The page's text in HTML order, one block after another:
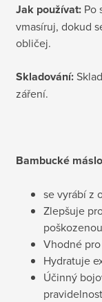
Jak používat: Po
vmasíruj, dokud
obličej.
Skladování:
záření.
Bambucké máslo
se vyrábí z
Zlepšuje
Vhodné
Hydratuje
Účinný